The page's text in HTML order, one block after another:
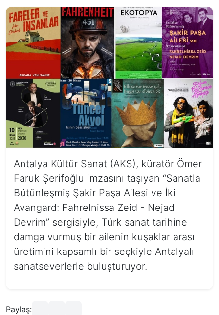
Antalya Kültür Sanat (AKS), küratör Ömer
Faruk Şerifoğlu imzasını taşıyan “Sanatla
Bütünleşmiş Şakir Paşa Ailesi ve İki
Avangard: Fahrelnissa Zeid - Nejad
Devrim” sergisiyle, Türk sanat tarihine
damga vurmuş bir ailenin kuşaklar arası
üretimini kapsamlı bir seçkiyle Antalyalı
sanatseverlerle buluşturuyor.
Paylaş: